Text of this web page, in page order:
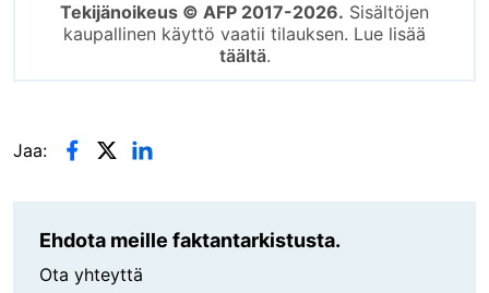
Tekijänoikeus © AFP 2017-2026. Sisältöjen
kaupallinen käyttö vaatii tilauksen. Lue lisää
täältä.
Jaa:
Ehdota meille faktantarkistusta.
Ota yhteyttä